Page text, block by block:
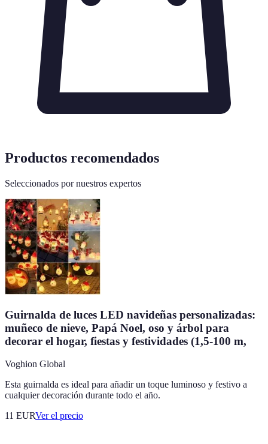
Productos recomendados
Seleccionados por nuestros expertos
Guirnalda de luces LED navideñas personalizadas:
muñeco de nieve, Papá Noel, oso y árbol para
decorar el hogar, fiestas y festividades (1,5-100 m,
Voghion Global
Esta guirnalda es ideal para añadir un toque luminoso y festivo a
cualquier decoración durante todo el año.
11 EURVer el precio